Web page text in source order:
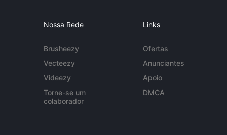
Nossa Rede
Brusheezy
Vecteezy
Videezy
Torne-se um
colaborador
Links
Ofertas
Anunciantes
Apoio
DMCA